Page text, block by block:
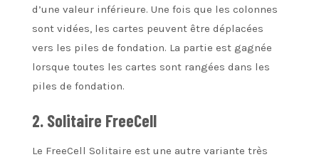
d’une valeur inférieure. Une fois que les colonnes
sont vidées, les cartes peuvent être déplacées
vers les piles de fondation. La partie est gagnée
lorsque toutes les cartes sont rangées dans les
piles de fondation.
2. Solitaire FreeCell
Le FreeCell Solitaire est une autre variante très